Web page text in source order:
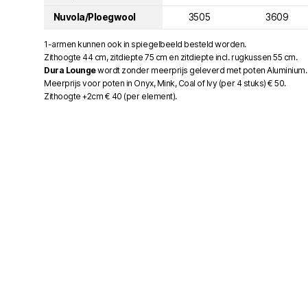
Nuvola/Ploegwool 3505 3609
1-armen kunnen ook in spiegelbeeld besteld worden.
Zithoogte 44 cm, zitdiepte 75 cm en zitdiepte incl. rugkussen 55 cm.
Dura Loungewordt zonder meerprijs geleverd met poten Aluminium.
Meerprijs voor poten in Onyx, Mink, Coal of Ivy (per 4 stuks) € 50.
Zithoogte +2cm € 40 (per element).